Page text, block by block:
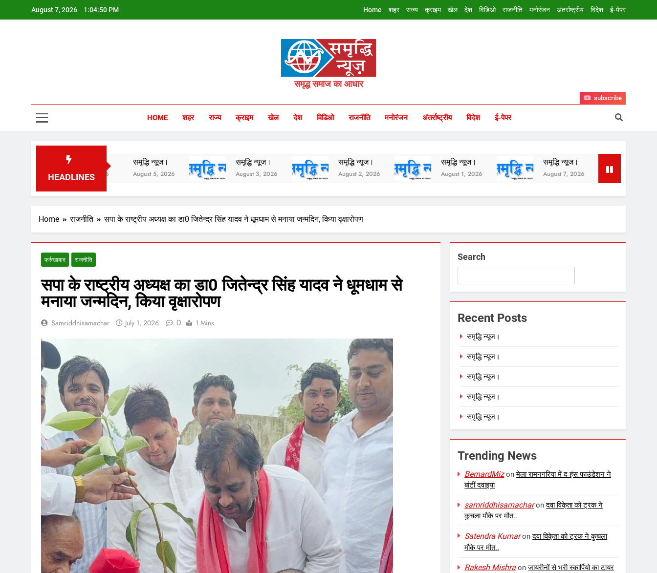
August 7, 2026 1:04:51 PM Home शहर राज्य क्राइम खेल देश विडिओ राजनीति मनोरंजन अंतर्राष्ट्रीय विदेश ई-पेपर
Samriddhi Samachar
समृद्ध समाज का आधार
HOME शहर राज्य क्राइम खेल देश विडिओ राजनीति मनोरंजन अंतर्राष्ट्रीय विदेश ई-पेपर
subscribe
HEADLINES
August 6, 2026
समृद्धि न्यूज।
August 5, 2026
समृद्धि न्यूज।
August 3, 2026
समृद्धि न्यूज।
August 2, 2026
समृद्धि न्यूज।
August 1, 2026
समृद्धि न्यूज।
August 7, 2026 August 6, 2026
Home राजनीति सपा के राष्ट्रीय अध्यक्ष का डा0 जितेन्द्र सिंह यादव ने धूमधाम से मनाया जन्मदिन, किया वृक्षारोपण
फर्रुखाबाद राजनीति
सपा के राष्ट्रीय अध्यक्ष का डा0 जितेन्द्र सिंह यादव ने धूमधाम से
मनाया जन्मदिन, किया वृक्षारोपण
Samriddhisamachar July 1, 2026 0 1 Mins
Search
Recent Posts
समृद्धि न्यूज।
समृद्धि न्यूज।
समृद्धि न्यूज।
समृद्धि न्यूज।
समृद्धि न्यूज।
Trending News
BernardMizonमेला रामनगरिया में द हंस फाउंडेशन ने
बांटीं दवाइयां
samriddhisamacharonदवा विके्ता को ट्रक ने
कुचला मौके पर मौत..
Satendra Kumaronदवा विके्ता को ट्रक ने कुचला
मौके पर मौत..
Rakesh Mishra onजायरीनों से भरी स्कार्पियो का टायर